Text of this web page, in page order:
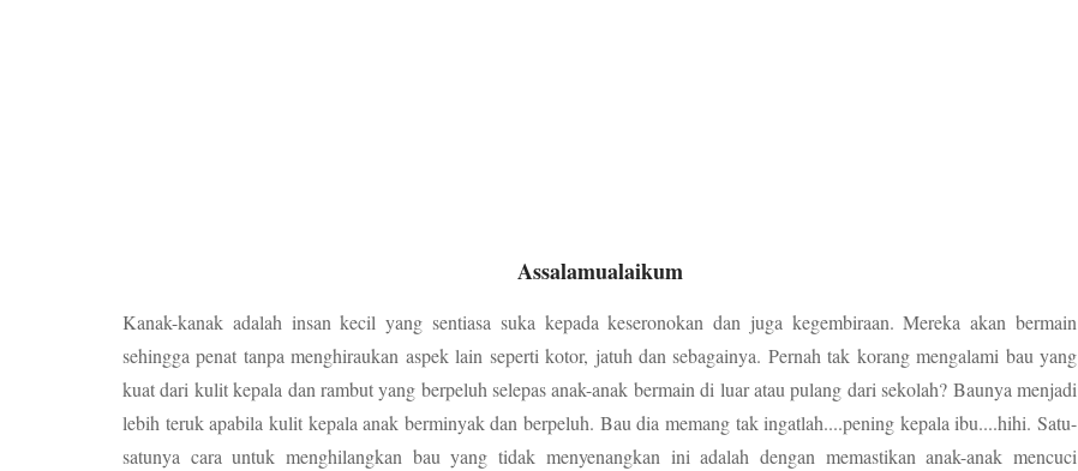
Assalamualaikum
Kanak-kanak adalah insan kecil yang sentiasa suka kepada keseronokan dan juga kegembiraan. Mereka akan bermain
sehingga penat tanpa menghiraukan aspek lain seperti kotor, jatuh dan sebagainya. Pernah tak korang mengalami bau yang
kuat dari kulit kepala dan rambut yang berpeluh selepas anak-anak bermain di luar atau pulang dari sekolah? Baunya menjadi
lebih teruk apabila kulit kepala anak berminyak dan berpeluh. Bau dia memang tak ingatlah....pening kepala ibu....hihi. Satu-
satunya cara untuk menghilangkan bau yang tidak menyenangkan ini adalah dengan memastikan anak-anak mencuci